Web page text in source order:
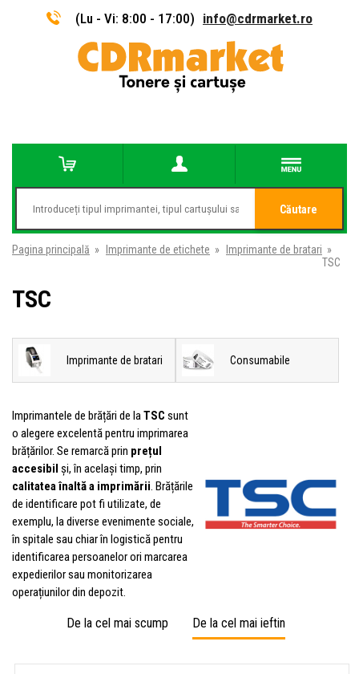
(Lu - Vi: 8:00 - 17:00) info@cdrmarket.ro
Căutare
Pagina principală » Imprimante de etichete » Imprimante de bratari »
TSC
TSC
Imprimante de bratari Consumabile
Imprimantele de brățări de laTSC sunt
o alegere excelentă pentru imprimarea
brățărilor. Se remarcă prin prețul
accesibil și, în același timp, prin
calitatea înaltă a imprimării. Brățările
de identificare pot fi utilizate, de
exemplu, la diverse evenimente sociale,
în spitale sau chiar în logistică pentru
identificarea persoanelor ori marcarea
expedierilor sau monitorizarea
operațiunilor din depozit.
De la cel mai scump De la cel mai ieftin